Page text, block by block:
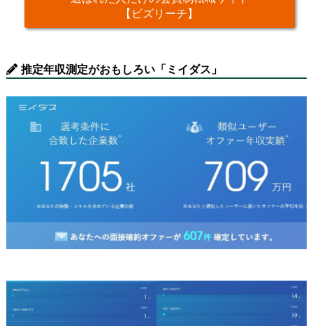
【ビズリーチ】
推定年収測定がおもしろい「ミイダス」